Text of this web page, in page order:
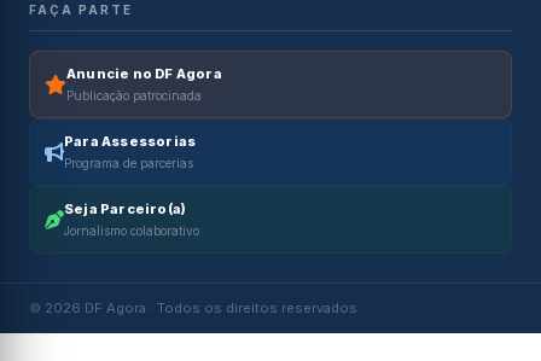
FAÇA PARTE
Anuncie no DF Agora
Publicação patrocinada
Para Assessorias
Programa de parcerias
Seja Parceiro(a)
Jornalismo colaborativo
© 2026 DF Agora · Todos os direitos reservados